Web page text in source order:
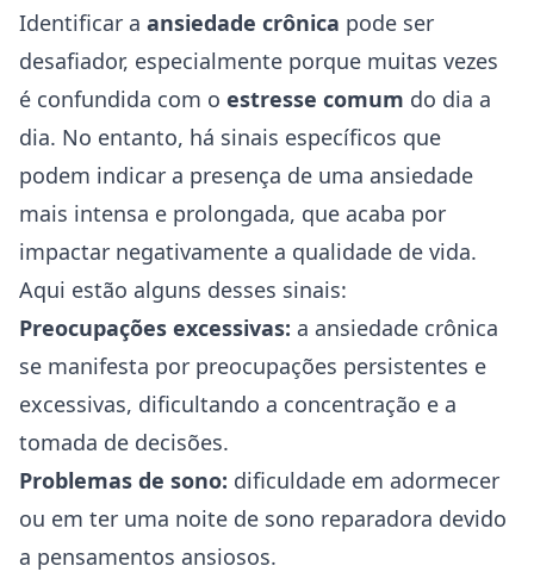
Identificar a ansiedade crônica pode ser
desafiador, especialmente porque muitas vezes
é confundida com o estresse comum do dia a
dia. No entanto, há sinais específicos que
podem indicar a presença de uma ansiedade
mais intensa e prolongada, que acaba por
impactar negativamente a qualidade de vida.
Aqui estão alguns desses sinais:
Preocupações excessivas: a ansiedade crônica
se manifesta por preocupações persistentes e
excessivas, dificultando a concentração e a
tomada de decisões.
Problemas de sono: dificuldade em adormecer
ou em ter uma noite de sono reparadora devido
a pensamentos ansiosos.